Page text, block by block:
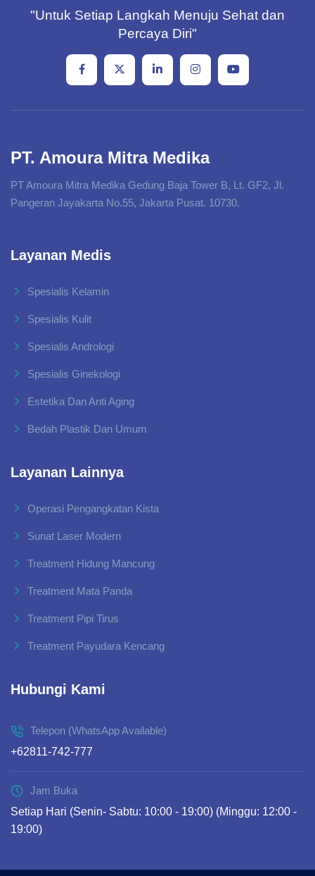
"Untuk Setiap Langkah Menuju Sehat dan
Percaya Diri"
PT. Amoura Mitra Medika
PT Amoura Mitra Medika Gedung Baja Tower B, Lt. GF2, Jl.
Pangeran Jayakarta No.55, Jakarta Pusat. 10730.
Layanan Medis
Spesialis Kelamin
Spesialis Kulit
Spesialis Andrologi
Spesialis Ginekologi
Estetika Dan Anti Aging
Bedah Plastik Dan Umum
Layanan Lainnya
Operasi Pengangkatan Kista
Sunat Laser Modern
Treatment Hidung Mancung
Treatment Mata Panda
Treatment Pipi Tirus
Treatment Payudara Kencang
Hubungi Kami
Telepon (WhatsApp Available)
+62811-742-777
Jam Buka
Setiap Hari (Senin- Sabtu: 10:00 - 19:00) (Minggu: 12:00 -
19:00)